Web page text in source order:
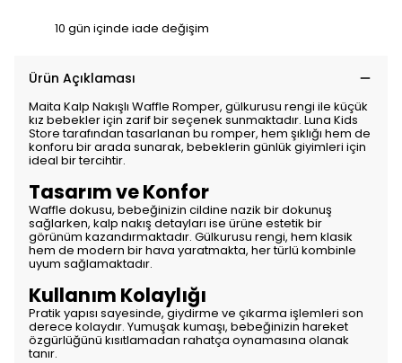
10 gün içinde iade değişim
Ürün Açıklaması
Maita Kalp Nakışlı Waffle Romper, gülkurusu rengi ile küçük
kız bebekler için zarif bir seçenek sunmaktadır. Luna Kids
Store tarafından tasarlanan bu romper, hem şıklığı hem de
konforu bir arada sunarak, bebeklerin günlük giyimleri için
ideal bir tercihtir.
Tasarım ve Konfor
Waffle dokusu, bebeğinizin cildine nazik bir dokunuş
sağlarken, kalp nakış detayları ise ürüne estetik bir
görünüm kazandırmaktadır. Gülkurusu rengi, hem klasik
hem de modern bir hava yaratmakta, her türlü kombinle
uyum sağlamaktadır.
Kullanım Kolaylığı
Pratik yapısı sayesinde, giydirme ve çıkarma işlemleri son
derece kolaydır. Yumuşak kumaşı, bebeğinizin hareket
özgürlüğünü kısıtlamadan rahatça oynamasına olanak
tanır.